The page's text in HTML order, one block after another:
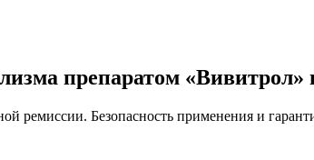
препаратом
ремиссии. Безопасность применения и